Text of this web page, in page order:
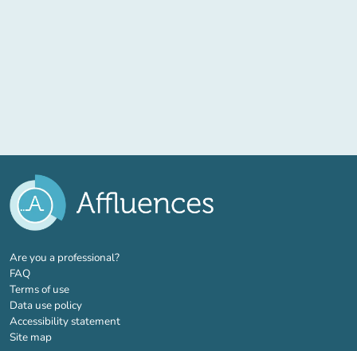
Are you a professional?(new tab)
FAQ
Terms of use
Data use policy
Accessibility statement
Site map